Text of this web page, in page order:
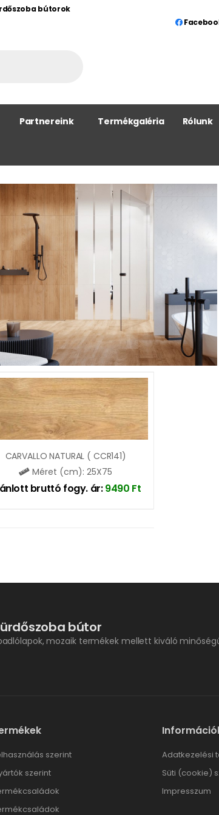
bútorok
Partnereink Termékgaléria Rólunk
CARVALLO NATURAL ( CCR141)
Méret (cm): 25X75
bruttó fogy. ár:9490 Ft
bútor
mozaik termékek mellett kiváló
szerint
szerint
Adatkezelési
Süti (cookie)
Impresszum